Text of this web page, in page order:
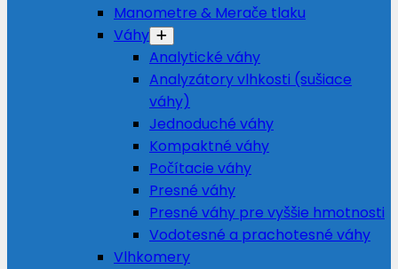
Manometre & Merače tlaku
Váhy
Analytické váhy
Analyzátory vlhkosti (sušiace
váhy)
Jednoduché váhy
Kompaktné váhy
Počítacie váhy
Presné váhy
Presné váhy pre vyššie hmotnosti
Vodotesné a prachotesné váhy
Vlhkomery